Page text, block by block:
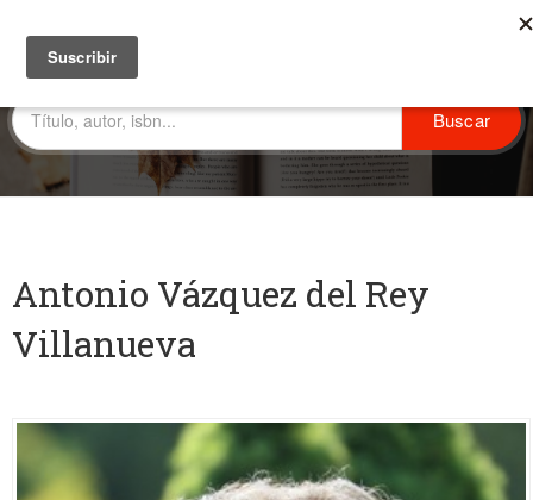
Antonio Vázquez del Rey
Villanueva